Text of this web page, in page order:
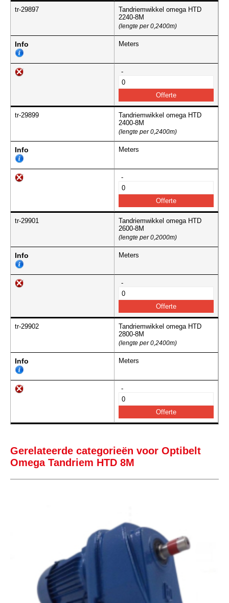
tr-29897
Tandriemwikkel omega HTD
2240-8M
(lengte per 0,2400m)
Info Meters
-
tr-29899
Tandriemwikkel omega HTD
2400-8M
(lengte per 0,2400m)
Info Meters
-
tr-29901
Tandriemwikkel omega HTD
2600-8M
(lengte per 0,2000m)
Info Meters
-
tr-29902
Tandriemwikkel omega HTD
2800-8M
(lengte per 0,2400m)
Info Meters
-
Gerelateerde categorieën voor Optibelt
Omega Tandriem HTD 8M